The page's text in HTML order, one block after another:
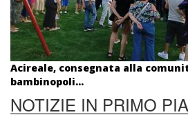
Acireale, consegnata alla
bambinopoli...
NOTIZIE IN PRIMO